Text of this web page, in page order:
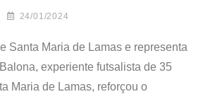
24/01/2024
Santa Maria de Lamas e representa
experiente futsalista de 35
Maria de Lamas, reforçou o